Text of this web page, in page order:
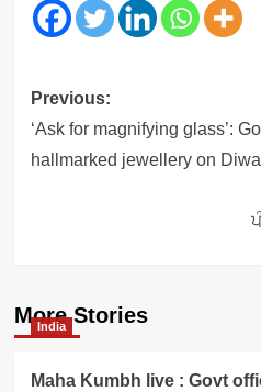
Post
navigation
Previous:
‘Ask for magnifying glass’:
hallmarked jewellery on
More Stories
India
Maha Kumbh live : Govt